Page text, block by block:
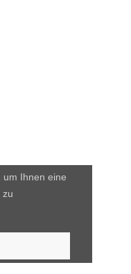
um Ihnen eine
zu